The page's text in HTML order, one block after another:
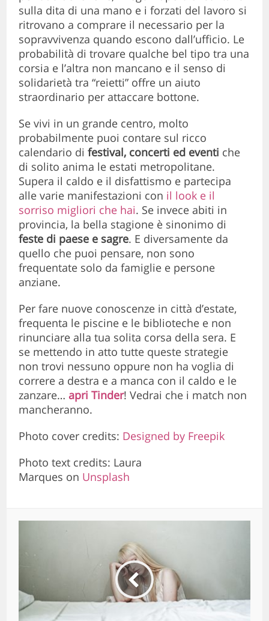
sulla dita di una mano e i forzati del lavoro si
ritrovano a comprare il necessario per la
sopravvivenza quando escono dall’ufficio. Le
probabilità di trovare qualche bel tipo tra una
corsia e l’altra non mancano e il senso di
solidarietà tra “reietti” offre un aiuto
straordinario per attaccare bottone.
Se vivi in un grande centro, molto
probabilmente puoi contare sul ricco
calendario difestival, concerti ed eventi che
di solito anima le estati metropolitane.
Supera il caldo e il disfattismo e partecipa
alle varie manifestazioni con il look e il
sorriso migliori che hai. Se invece abiti in
provincia, la bella stagione è sinonimo di
feste di paese e sagre. E diversamente da
quello che puoi pensare, non sono
frequentate solo da famiglie e persone
anziane.
Per fare nuove conoscenze in città d’estate,
frequenta le piscine e le biblioteche e non
rinunciare alla tua solita corsa della sera. E
se mettendo in atto tutte queste strategie
non trovi nessuno oppure non ha voglia di
correre a destra e a manca con il caldo e le
zanzare… apri Tinder! Vedrai che i match non
mancheranno.
Photo cover credits: Designed by Freepik
Photo text credits: Laura
Marques on Unsplash